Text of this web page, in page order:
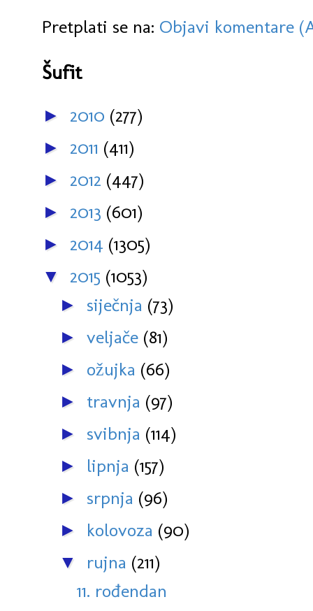
Pretplati se na: Objavi komentare
Šufit
► 2010 (277)
► 2011 (411)
► 2012 (447)
► 2013 (601)
► 2014 (1305)
▼ 2015 (1053)
► siječnja (73)
► veljače (81)
► ožujka (66)
► travnja (97)
► svibnja (114)
► lipnja (157)
► srpnja (96)
► kolovoza (90)
▼ rujna (211)
11. rođendan